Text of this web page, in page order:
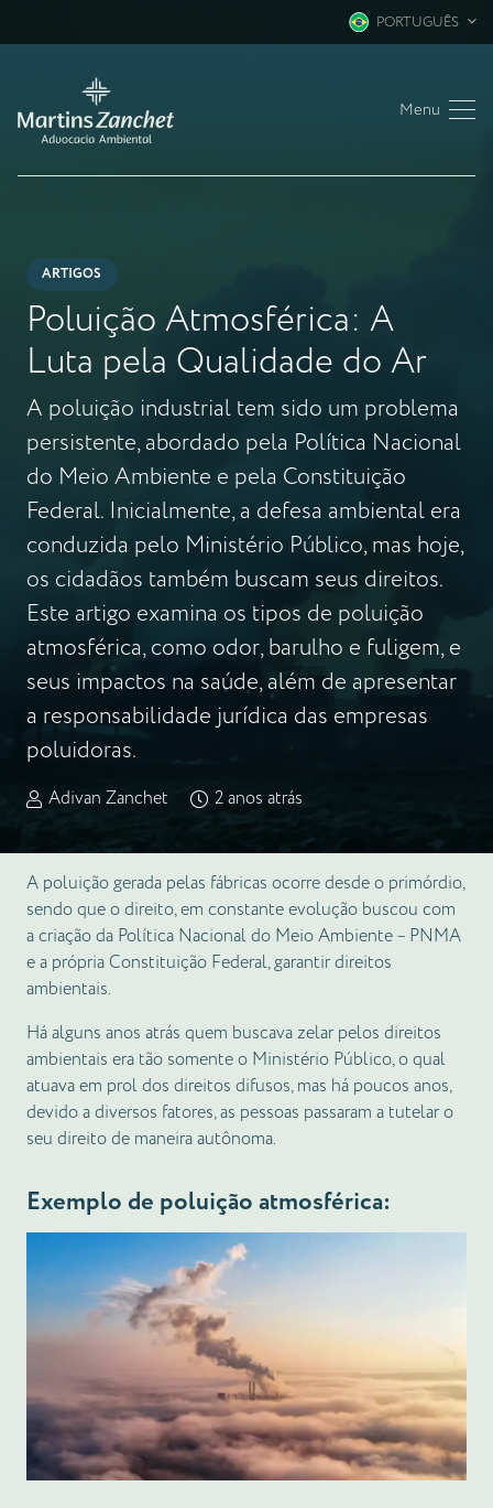
PORTUGUÊS
Menu
ARTIGOS
Poluição Atmosférica: A
Luta pela Qualidade do Ar
A poluição industrial tem sido um problema
persistente, abordado pela Política Nacional
do Meio Ambiente e pela Constituição
Federal. Inicialmente, a defesa ambiental era
conduzida pelo Ministério Público, mas hoje,
os cidadãos também buscam seus direitos.
Este artigo examina os tipos de poluição
atmosférica, como odor, barulho e fuligem, e
seus impactos na saúde, além de apresentar
a responsabilidade jurídica das empresas
poluidoras.
Adivan Zanchet 2 anos atrás
A poluição gerada pelas fábricas ocorre desde o primórdio,
sendo que o direito, em constante evolução buscou com
a criação da Política Nacional do Meio Ambiente – PNMA
e a própria Constituição Federal, garantir direitos
ambientais.
Há alguns anos atrás quem buscava zelar pelos direitos
ambientais era tão somente o Ministério Público, o qual
atuava em prol dos direitos difusos, mas há poucos anos,
devido a diversos fatores, as pessoas passaram a tutelar o
seu direito de maneira autônoma.
Exemplo de poluição atmosférica: